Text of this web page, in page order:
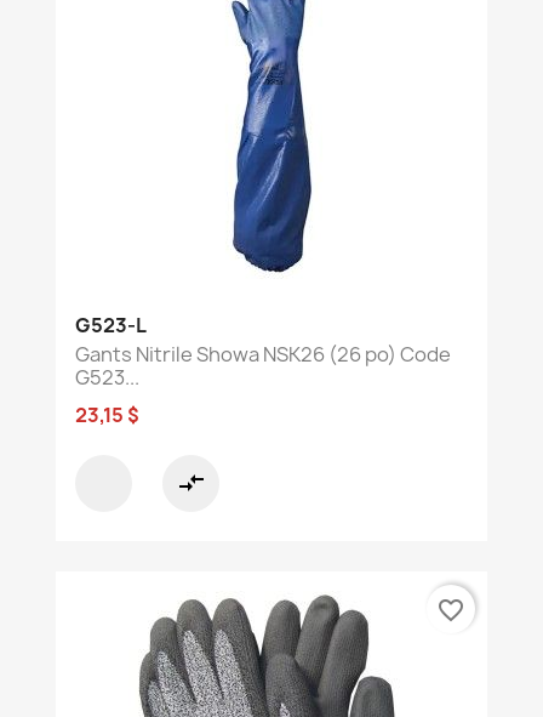
G523-L
Gants Nitrile Showa NSK26 (26 po) Code
G523...
23,15 $
compare_arrows
favorite_border